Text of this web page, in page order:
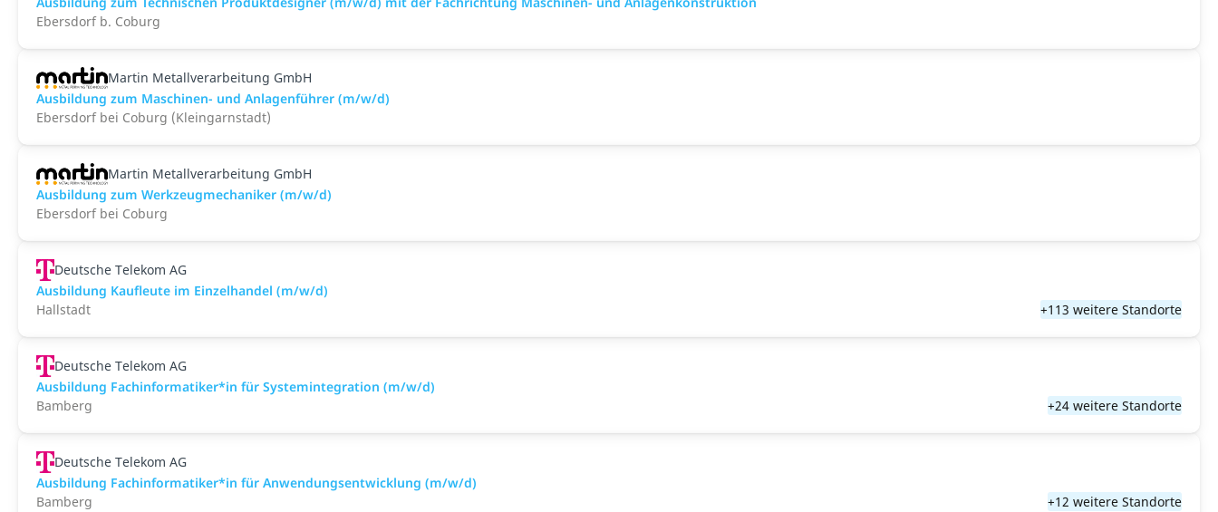
Ebersdorf b. Coburg
Martin Metallverarbeitung GmbH
Ausbildung zum Maschinen- und Anlagenführer (m/w/d)
Ebersdorf bei Coburg (Kleingarnstadt)
Martin Metallverarbeitung GmbH
Ausbildung zum Werkzeugmechaniker (m/w/d)
Ebersdorf bei Coburg
Deutsche Telekom AG
Ausbildung Kaufleute im Einzelhandel (m/w/d)
Hallstadt
+113 weitere Standorte
Deutsche Telekom AG
Ausbildung Fachinformatiker*in für Systemintegration (m/w/d)
Bamberg
+24 weitere Standorte
Deutsche Telekom AG
Ausbildung Fachinformatiker*in für Anwendungsentwicklung (m/w/d)
Bamberg
+12 weitere Standorte